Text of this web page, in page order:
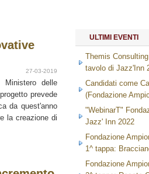
27-03-2019
delle
prevede
da quest'anno
la creazione di
ULTIMI EVENTI
Themis
tavolo di Jazz'Inn
Candidati come
(Fondazione
"WebinarT"
Jazz' Inn 2022
Fondazione
1^ tappa:
Fondazione